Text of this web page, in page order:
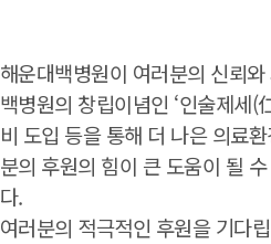
해운대백병원이 여러분의 신뢰
백병원의 창립이념인 ‘인술제세
비 도입 등을 통해 더 나은 의료
분의 후원의 힘이 큰 도움이 될
다.
여러분의 적극적인 후원을 기다